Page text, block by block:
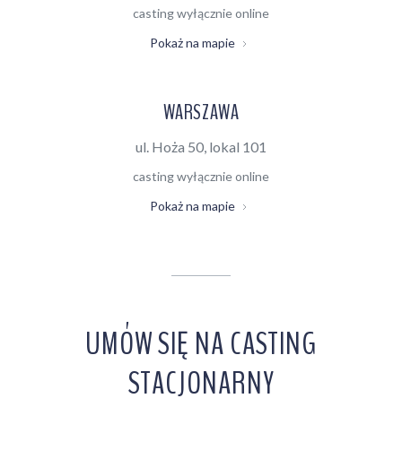
casting wyłącznie online
Pokaż na mapie
WARSZAWA
ul. Hoża 50, lokal 101
casting wyłącznie online
Pokaż na mapie
UMÓW SIĘ NA CASTING
STACJONARNY